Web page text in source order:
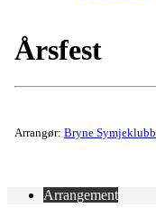
Årsfest
Arrangør: Bryne Symjeklubb
Arrangement